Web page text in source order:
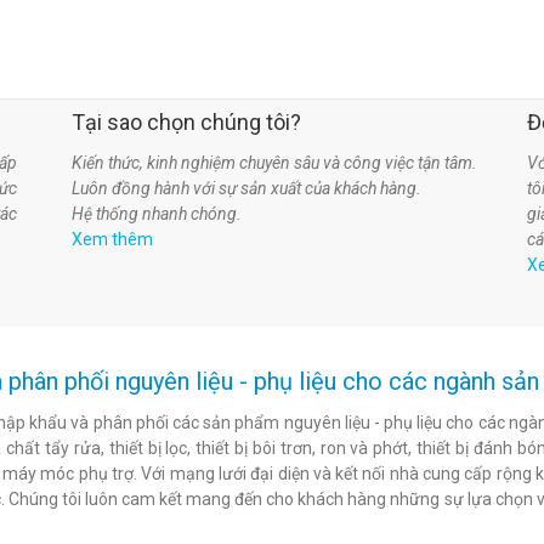
Tại sao chọn chúng tôi?
Kiến thức, kinh nghiệm chuyên sâu và công việc tận tâm.
Luôn đồng hành với sự sản xuất của khách hàng.
Hệ thống nhanh chóng.
Xem thêm
phân phối nguyên liệu - phụ liệu cho các ngành
khẩu và phân phối các sản phẩm nguyên liệu - phụ liệu cho các
tẩy rửa, thiết bị lọc, thiết bị bôi trơn, ron và phớt, thiết bị đánh
móc phụ trợ. Với mạng lưới đại diện và kết nối nhà cung cấp
Chúng tôi luôn cam kết mang đến cho khách hàng những sự lựa